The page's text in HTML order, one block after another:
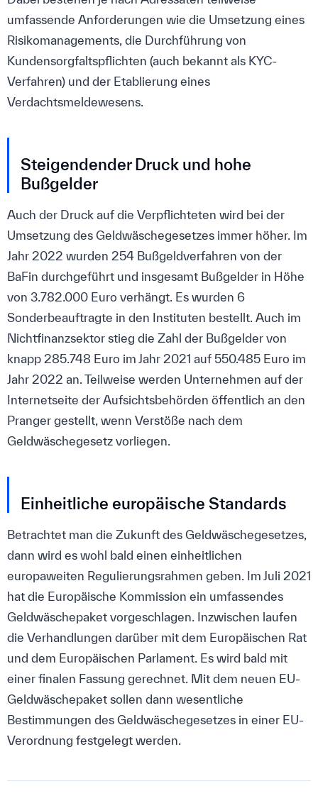
umfassende Anforderungen wie die Umsetzung eines
Risikomanagements, die Durchführung von
Kundensorgfaltspflichten (auch bekannt als KYC-
Verfahren) und der Etablierung eines
Verdachtsmeldewesens.
Steigendender Druck und hohe
Bußgelder
Auch der Druck auf die Verpflichteten wird bei der
Umsetzung des Geldwäschegesetzes immer höher. Im
Jahr 2022 wurden 254 Bußgeldverfahren von der
BaFin durchgeführt und insgesamt Bußgelder in Höhe
von 3.782.000 Euro verhängt. Es wurden 6
Sonderbeauftragte in den Instituten bestellt. Auch im
Nichtfinanzsektor stieg die Zahl der Bußgelder von
knapp 285.748 Euro im Jahr 2021 auf 550.485 Euro im
Jahr 2022 an. Teilweise werden Unternehmen auf der
Internetseite der Aufsichtsbehörden öffentlich an den
Pranger gestellt, wenn Verstöße nach dem
Geldwäschegesetz vorliegen.
Einheitliche europäische Standards
Betrachtet man die Zukunft des Geldwäschegesetzes,
dann wird es wohl bald einen einheitlichen
europaweiten Regulierungsrahmen geben. Im Juli 2021
hat die Europäische Kommission ein umfassendes
Geldwäschepaket vorgeschlagen. Inzwischen laufen
die Verhandlungen darüber mit dem Europäischen Rat
und dem Europäischen Parlament. Es wird bald mit
einer finalen Fassung gerechnet. Mit dem neuen EU-
Geldwäschepaket sollen dann wesentliche
Bestimmungen des Geldwäschegesetzes in einer EU-
Verordnung festgelegt werden.